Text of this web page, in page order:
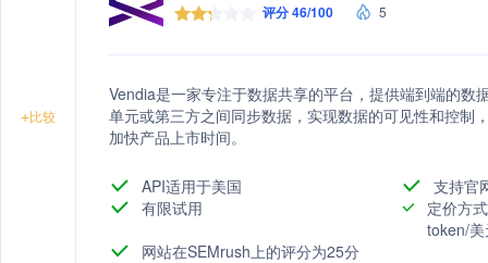
+比较
评分 46/100 5
Vendia是一家专注于数据共享的平台，提供端到端的数
单元或第三方之间同步数据，实现数据的可见性和控制
加快产品上市时间。
API适用于美国
支持官
有限试用
定价方
token/
网站在SEMrush上的评分为25分